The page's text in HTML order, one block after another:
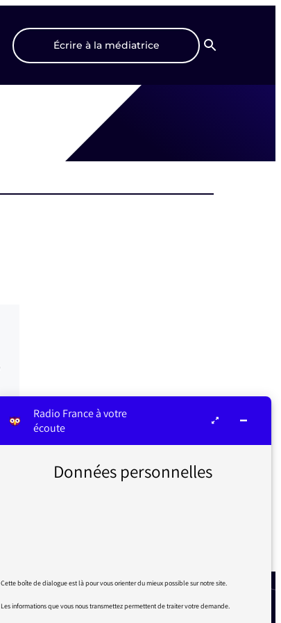
Écrire à la médiatrice
Recherche
Radio France à votre
écoute
Données personnelles
Cette boîte de dialogue est là pour vous orienter du mieux possible sur notre site.
Les informations que vous nous transmettez permettent de traiter votre demande.